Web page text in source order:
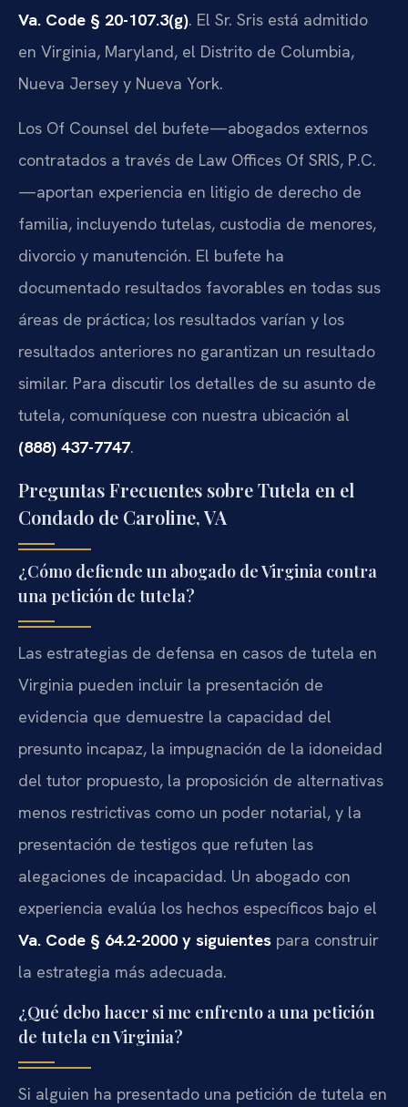
Va. Code § 20-107.3(g). El Sr. Sris está admitido
en Virginia, Maryland, el Distrito de Columbia,
Nueva Jersey y Nueva York.
Los Of Counsel del bufete—abogados externos
contratados a través de Law Offices Of SRIS, P.C.
—aportan experiencia en litigio de derecho de
familia, incluyendo tutelas, custodia de menores,
divorcio y manutención. El bufete ha
documentado resultados favorables en todas sus
áreas de práctica; los resultados varían y los
resultados anteriores no garantizan un resultado
similar. Para discutir los detalles de su asunto de
tutela, comuníquese con nuestra ubicación al
(888) 437-7747.
Preguntas Frecuentes sobre Tutela en el
Condado de Caroline, VA
¿Cómo defiende un abogado de Virginia contra
una petición de tutela?
Las estrategias de defensa en casos de tutela en
Virginia pueden incluir la presentación de
evidencia que demuestre la capacidad del
presunto incapaz, la impugnación de la idoneidad
del tutor propuesto, la proposición de alternativas
menos restrictivas como un poder notarial, y la
presentación de testigos que refuten las
alegaciones de incapacidad. Un abogado con
experiencia evalúa los hechos específicos bajo el
Va. Code § 64.2-2000 y siguientes para construir
la estrategia más adecuada.
¿Qué debo hacer si me enfrento a una petición
de tutela en Virginia?
Si alguien ha presentado una petición de tutela en